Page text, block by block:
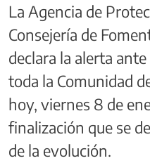
La Agencia de
Consejería de
declara la alerta
toda la Comunidad
hoy, viernes 8 de
finalización que se
de la evolución.